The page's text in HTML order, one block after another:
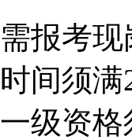
报考
间须
级资